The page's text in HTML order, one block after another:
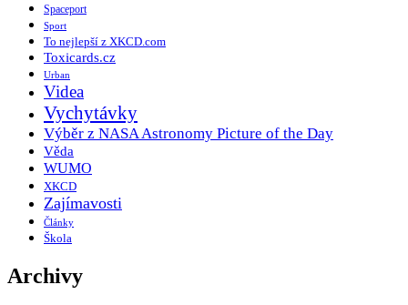
Spaceport
Sport
To nejlepší z XKCD.com
Toxicards.cz
Urban
Videa
Vychytávky
Výběr z NASA Astronomy Picture of the Day
Věda
WUMO
XKCD
Zajímavosti
Články
Škola
Archivy